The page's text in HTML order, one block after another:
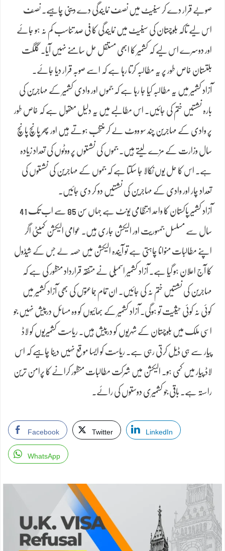
صوبے قرار دے کر سینیٹ میں نصف نمایندگی دے دینی چاہیے۔ نصف
اس لیے تاکہ بلوچستان کی سینیٹ میں نمایندگی کا فی صد تناسب کم نہ ہو جائے
اور دوسرے اس لیے کہ کشمیر کا ابھی مستقل حل سامنے نہیں آیا۔ گلگت
بلتستان خاص طور پر یہ مطالبہ کرتا رہا ہے کہ اسے صوبہ قرار دیا جائے۔
آزاد کشمیر میں یہ مطالبہ کیا جا رہا ہے کہ جموں اور وادی کشمیر کے مہاجرین کی
بارہ نشستیں ختم کی جائیں۔ اس مطالبے میں یہ دلیل معقول ہے کہ خاص طور
پر وادی کے مہاجرین چند سو ووٹ لے کر منتخب ہوتے ہیں اور پھر پانچ پانچ
سال وزارت کے مزے لیتے ہیں۔ جموں کی نشستوں پر ووٹوں کی تعداد زیادہ
ہے۔ اس کا حل یوں نکالا جا سکتا ہے کہ جموں کے مہاجرین کی نشستوں کی
تعداد چار اور وادی کے مہاجرین کی نشستیں دو کر دی جائیں۔
آزاد کشمیر پاکستان کا واحد انتظامی یونٹ ہے جہاں سن 85 سے اب تک 41
سال سے مسلسل جمہوریت اور الیکشن جاری ہیں۔ عوامی الیکشن کمیٹی اگر
اپنے مطالبات منوانا چاہتی ہے تو آیندہ الیکشن میں حصہ لے جس کے شیڈول
کا آج اعلان ہو گیا ہے۔ آزاد کشمیر اسمبلی نے متفقہ قرارداد منظور کی ہے کہ
مہاجرین کی نشستیں ختم نہ کی جائیں۔ ان تمام جماعتوں کی بھی آزاد کشمیر میں
کوئی نہ کوئی حیثیت تو ہوگی۔ آزاد کشمیر کے بھائیوں کو وہ مسائل درپیش نہیں جو
اسی ملک میں بلوچستان کے شہریوں کو درپیش ہیں۔ ریاست کشمیریوں کو لاڈ
پیار سے ہی ڈیل کرتی رہی ہے۔ ریاست کو ایسا موقع نہیں دینا چاہیے کہ اس
لاڈ پیار میں کمی ہو۔ الیکشن میں شرکت مطالبات منظور کرانے کا پرامن ترین
راستہ ہے۔ باقی جو کشمیری دوستوں کی رائے۔
Facebook Twitter
LinkedIn
WhatsApp